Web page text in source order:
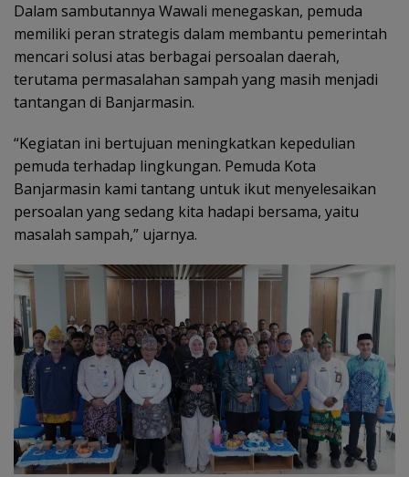
Dalam sambutannya Wawali menegaskan, pemuda
memiliki peran strategis dalam membantu pemerintah
mencari solusi atas berbagai persoalan daerah,
terutama permasalahan sampah yang masih menjadi
tantangan di Banjarmasin.
“Kegiatan ini bertujuan meningkatkan kepedulian
pemuda terhadap lingkungan. Pemuda Kota
Banjarmasin kami tantang untuk ikut menyelesaikan
persoalan yang sedang kita hadapi bersama, yaitu
masalah sampah,” ujarnya.